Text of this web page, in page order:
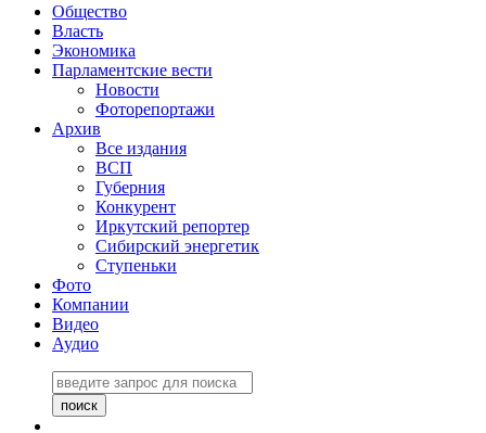
Общество
Власть
Экономика
Парламентские вести
Новости
Фоторепортажи
Архив
Все издания
ВСП
Губерния
Конкурент
Иркутский репортер
Сибирский энергетик
Ступеньки
Фото
Компании
Видео
Аудио